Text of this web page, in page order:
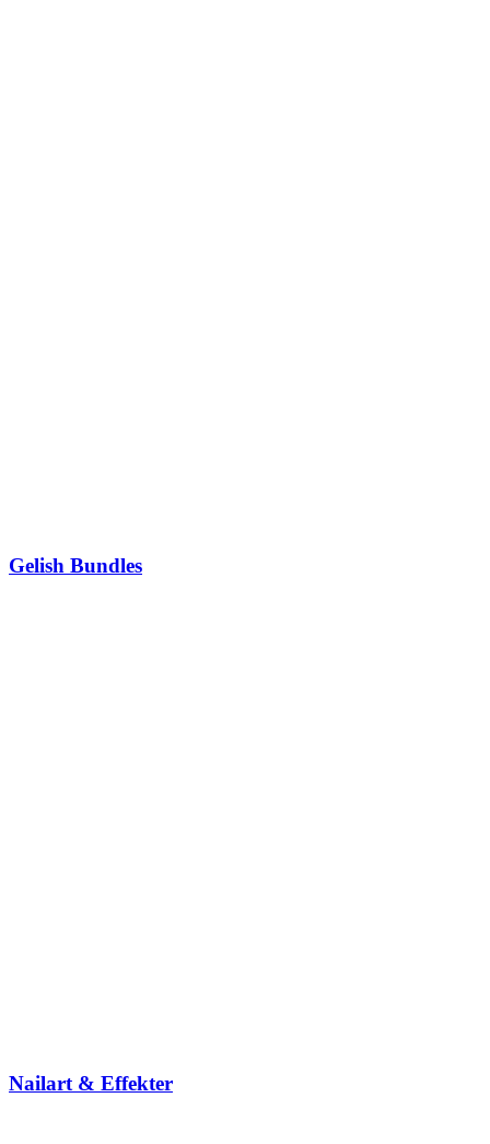
Gelish Bundles
Nailart & Effekter